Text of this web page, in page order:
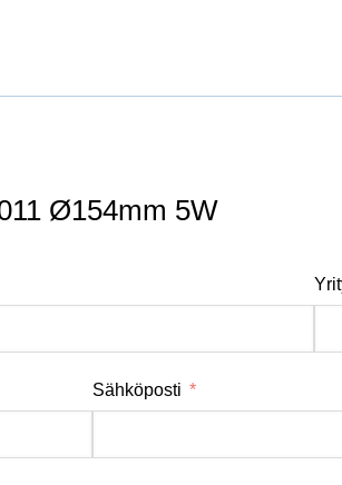
Ø154mm 5W
Sähköposti